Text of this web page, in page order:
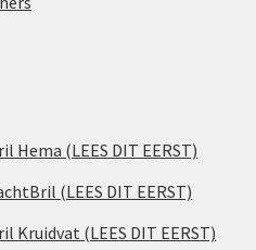
Hema (LEES DIT EERST)
(LEES DIT EERST)
Kruidvat (LEES DIT EERST)